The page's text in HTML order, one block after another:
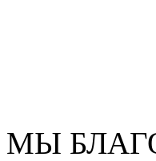
МЫ